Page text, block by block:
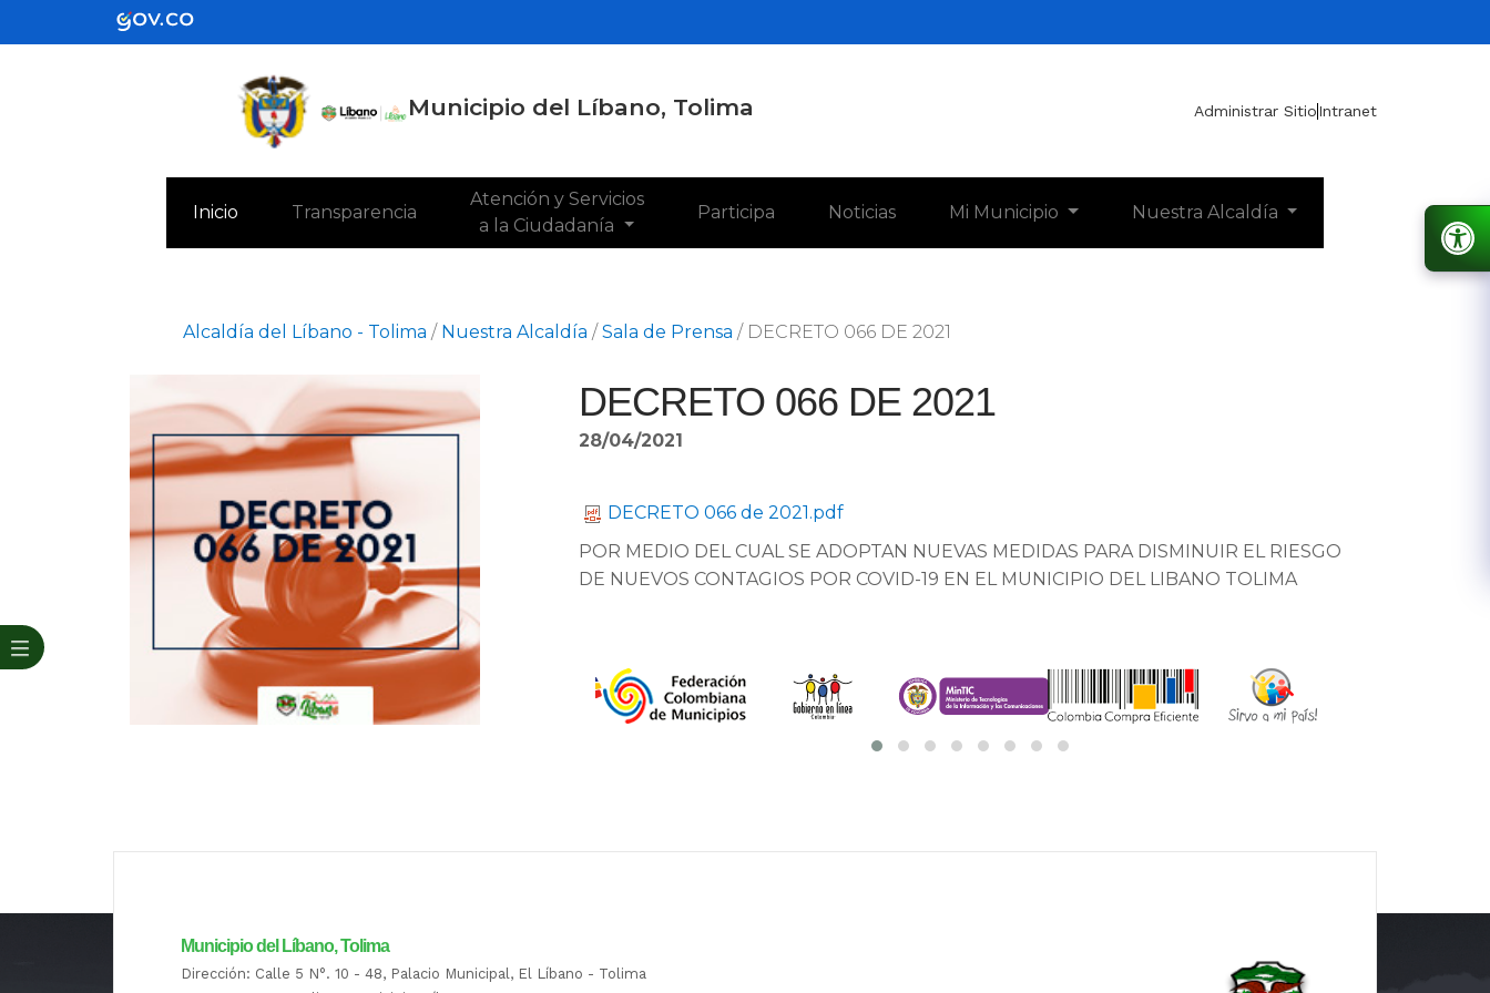
Municipio del Líbano, Tolima Administrar SitioIntranet
Inicio(current)Transparencia
Atención y Servicios
a la Ciudadanía
Participa Noticias Mi Municipio Nuestra Alcaldía
Alcaldía del Líbano - Tolima / Nuestra Alcaldía / Sala de Prensa / DECRETO 066 DE 2021
DECRETO 066 DE 2021
28/04/2021
DECRETO 066 de 2021.pdf
POR MEDIO DEL CUAL SE ADOPTAN NUEVAS MEDIDAS PARA DISMINUIR EL RIESGO
DE NUEVOS CONTAGIOS POR COVID-19 EN EL MUNICIPIO DEL LIBANO TOLIMA
Municipio del Líbano, Tolima
Dirección: Calle 5 N°. 10 - 48, Palacio Municipal, El Líbano - Tolima